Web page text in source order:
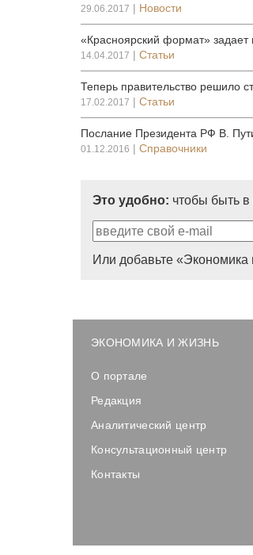
29.06.2017 | Новости
«Красноярский формат» задает
14.04.2017 | Статьи
Теперь правительство решило
17.02.2017 | Статьи
Послание Президента РФ В.
01.12.2016 | Справочники
Это удобно: чтобы быть
Или добавьте «Экономика
ЭКОНОМИКА И ЖИЗНЬ
О портале
Редакция
Аналитический центр
Консультационный центр
Контакты